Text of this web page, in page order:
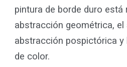
pintura de borde duro está
abstracción geométrica, el
abstracción pospictórica y
de color.